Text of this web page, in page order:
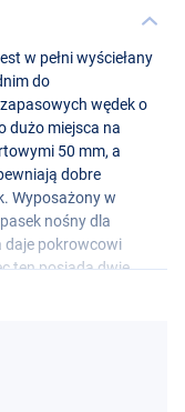
w pełni wyściełany
do
wędek o
dużo miejsca na
50 mm, a
dobre
Wyposażony w
nośny dla
pokrowcowi
ten posiada dwie
podbieraka i